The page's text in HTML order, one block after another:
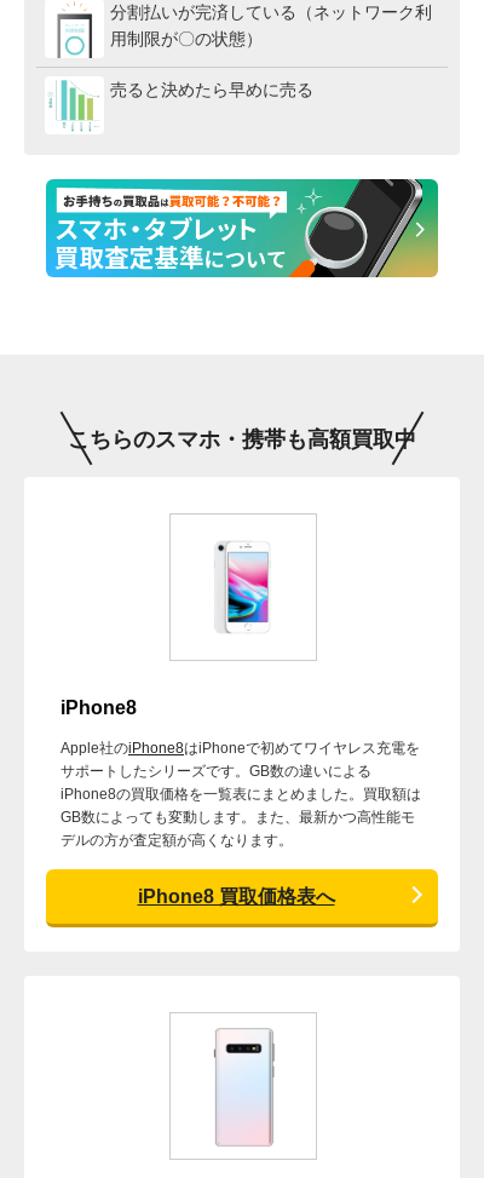
分割払いが完済している（ネットワーク利
用制限が〇の状態）
売ると決めたら早めに売る
こちらのスマホ・携帯も高額買取中
iPhone8
Apple社のiPhone8はiPhoneで初めてワイヤレス充電を
サポートしたシリーズです。GB数の違いによる
iPhone8の買取価格を一覧表にまとめました。買取額は
GB数によっても変動します。また、最新かつ高性能モ
デルの方が査定額が高くなります。
iPhone8 買取価格表へ